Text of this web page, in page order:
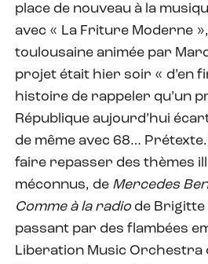
place de nouveau à la
avec « La Friture Moderne
toulousaine animée par
projet était hier soir « d’en
histoire de rappeler qu’un
République aujourd’hui
de même avec 68…
faire repasser des thèmes
méconnus, de Mercedes
Comme à la radiode Brigitte
passant par des flambées
Liberation Music Orchestra